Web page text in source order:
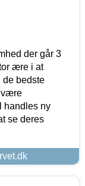
der går 3
ære i at
bedste
være
handles ny
se deres